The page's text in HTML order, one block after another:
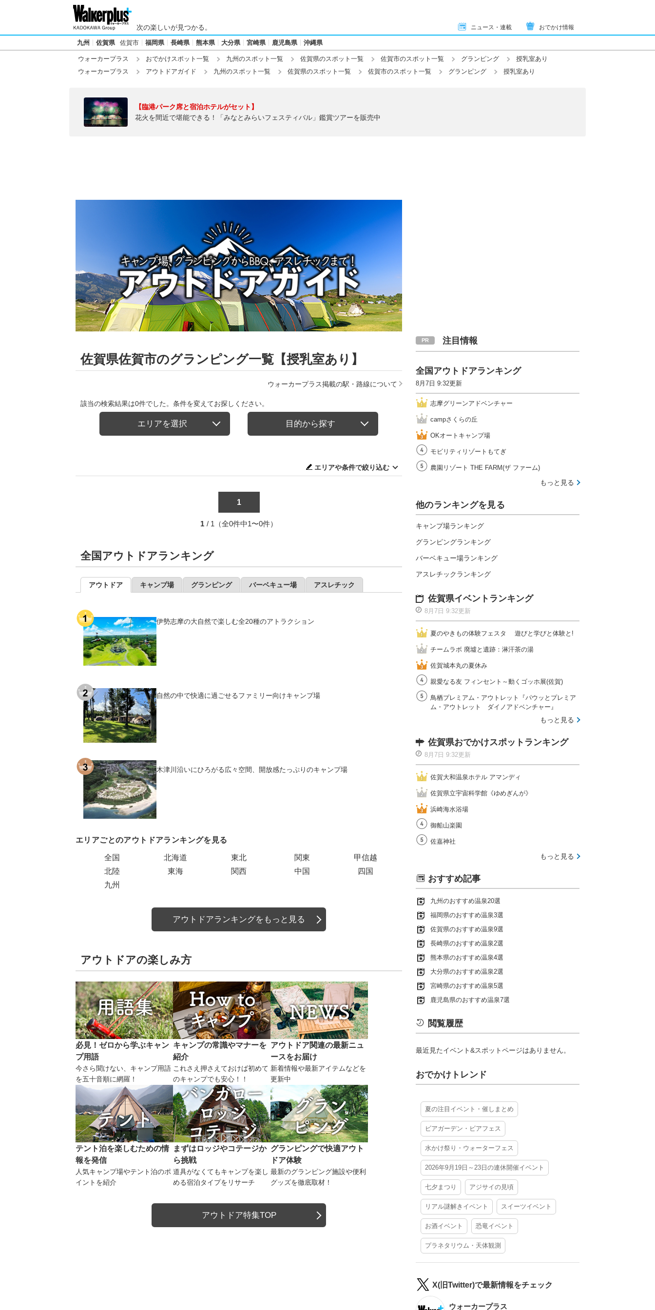
次の楽しいが見つかる。 ニュース・連載 おでかけ情報
九州 佐賀県 佐賀市 福岡県 長崎県 熊本県 大分県 宮崎県 鹿児島県 沖縄県
ウォーカープラス おでかけスポット一覧 九州のスポット一覧 佐賀県のスポット一覧 佐賀市のスポット一覧 グランピング
授乳室あり
ウォーカープラス
アウトドアガイド 九州のスポット一覧 佐賀県のスポット一覧 佐賀市のスポット一覧 グランピング 授乳室あり
【臨港パーク席と宿泊ホテルがセット】
花火を間近で堪能できる！「みなとみらいフェスティバル」鑑賞ツアーを販売中
佐賀県佐賀市のグランピング一覧【授乳室あり】
ウォーカープラス掲載の駅・路線について
該当の検索結果は0件でした。条件を変えてお探しください。
エリアを選択 目的から探す
エリアや条件で絞り込む
1
1 / 1（全0件中1〜0件）
全国アウトドアランキング
アウトドア キャンプ場 グランピング バーベキュー場 アスレチック
伊勢志摩の大自然で楽しむ全20種のアトラクション
自然の中で快適に過ごせるファミリー向けキャンプ場
木津川沿いにひろがる広々空間、開放感たっぷりのキャンプ場
エリアごとのアウトドアランキングを見る
全国 北海道 東北 関東
甲信越
北陸
東海 関西 中国
四国
九州
アウトドアランキングをもっと見る
伊勢志摩の大自然で楽しむ全20種のアトラクション
自然の中で快適に過ごせるファミリー向けキャンプ場
エリアごとのキャンプ場ランキングを見る
東北
九州
キャンプ場ランキングをもっと見る
アウトドアの楽しみ方
必見！ゼロから学ぶキャン
プ用語
今さら聞けない、キャンプ用語
を五十音順に網羅！
キャンプの常識やマナーを
紹介
これさえ押さえておけば初めて
のキャンプでも安心！！
アウトドア関連の最新ニュ
ースをお届け
新着情報や最新アイテムなどを
更新中
テント泊を楽しむための情
報を発信
人気キャンプ場やテント泊のポ
イントを紹介
まずはロッジやコテージか
ら挑戦
道具がなくてもキャンプを楽し
める宿泊タイプをリサーチ
グランピングで快適アウト
ドア体験
最新のグランピング施設や便利
グッズを徹底取材！
アウトドア特集TOP
注目情報
全国アウトドアランキング
8月7日 9:32更新
志摩グリーンアドベンチャー
campさくらの丘
OKオートキャンプ場
モビリティリゾートもてぎ
農園リゾート THE FARM(ザ ファーム)
もっと見る
他のランキングを見る
キャンプ場ランキング
グランピングランキング
バーベキュー場ランキング
アスレチックランキング
佐賀県イベントランキング
8月7日 9:32更新
夏のやきもの体験フェスタ 遊びと学びと体験と!
チームラボ 廃墟と遺跡：淋汗茶の湯
佐賀城本丸の夏休み
親愛なる友 フィンセント～動くゴッホ展(佐賀)
鳥栖プレミアム・アウトレット『パウッとプレミア
ム・アウトレット ダイノアドベンチャー』
もっと見る
佐賀県おでかけスポットランキング
8月7日 9:32更新
佐賀大和温泉ホテル アマンディ
佐賀県立宇宙科学館《ゆめぎんが》
浜崎海水浴場
御船山楽園
佐嘉神社
もっと見る
おすすめ記事
九州のおすすめ温泉20選
福岡県のおすすめ温泉3選
佐賀県のおすすめ温泉9選
長崎県のおすすめ温泉2選
熊本県のおすすめ温泉4選
大分県のおすすめ温泉2選
宮崎県のおすすめ温泉5選
鹿児島県のおすすめ温泉7選
閲覧履歴
最近見たイベント&スポットページはありません。
おでかけトレンド
夏の注目イベント・催しまとめ
ビアガーデン・ビアフェス
水かけ祭り・ウォーターフェス
2026年9月19日～23日の連休開催イベント
七夕まつり アジサイの見頃
リアル謎解きイベント スイーツイベント
お酒イベント 恐竜イベント
プラネタリウム・天体観測
X(旧Twitter)で最新情報をチェック
ウォーカープラス